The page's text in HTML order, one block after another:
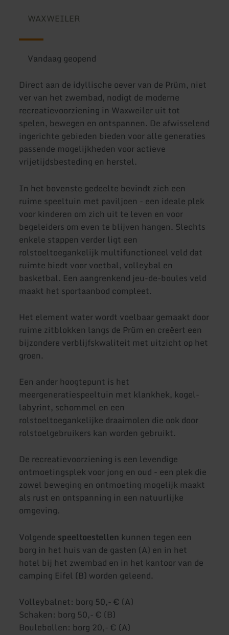
WAXWEILER
Vandaag geopend
Direct aan de idyllische oever van de Prüm, niet
ver van het zwembad, nodigt de moderne
recreatievoorziening in Waxweiler uit tot
spelen, bewegen en ontspannen. De afwisselend
ingerichte gebieden bieden voor alle generaties
passende mogelijkheden voor actieve
vrijetijdsbesteding en herstel.
In het bovenste gedeelte bevindt zich een
ruime speeltuin met paviljoen - een ideale plek
voor kinderen om zich uit te leven en voor
begeleiders om even te blijven hangen. Slechts
enkele stappen verder ligt een
rolstoeltoegankelijk multifunctioneel veld dat
ruimte biedt voor voetbal, volleybal en
basketbal. Een aangrenkend jeu-de-boules veld
maakt het sportaanbod compleet.
Het element water wordt voelbaar gemaakt door
ruime zitblokken langs de Prüm en creëert een
bijzondere verblijfskwaliteit met uitzicht op het
groen.
Een ander hoogtepunt is het
meergeneratiespeeltuin met klankhek, kogel-
labyrint, schommel en een
rolstoeltoegankelijke draaimolen die ook door
rolstoelgebruikers kan worden gebruikt.
De recreatievoorziening is een levendige
ontmoetingsplek voor jong en oud - een plek die
zowel beweging en ontmoeting mogelijk maakt
als rust en ontspanning in een natuurlijke
omgeving.
Volgende speeltoestellen kunnen tegen een
borg in het huis van de gasten (A) en in het
hotel bij het zwembad en in het kantoor van de
camping Eifel (B) worden geleend.
Volleybalnet: borg 50,- € (A)
Schaken: borg 50,- € (B)
Boulebollen: borg 20,- € (A)